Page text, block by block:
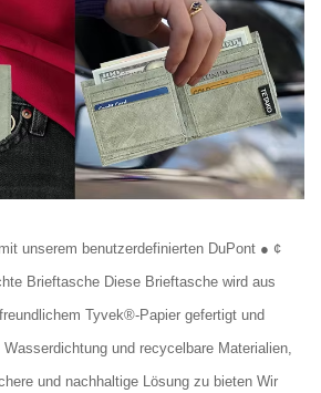
unserem benutzerdefinierten DuPont ● ¢
Brieftasche Diese Brieftasche wird aus
Tyvek®-Papier gefertigt und
und recycelbare Materialien,
und nachhaltige Lösung zu bieten Wir